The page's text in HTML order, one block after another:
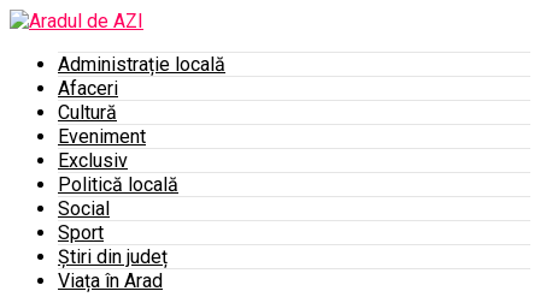
Administrație locală
Afaceri
Cultură
Eveniment
Exclusiv
Politică locală
Social
Sport
Știri din județ
Viața în Arad